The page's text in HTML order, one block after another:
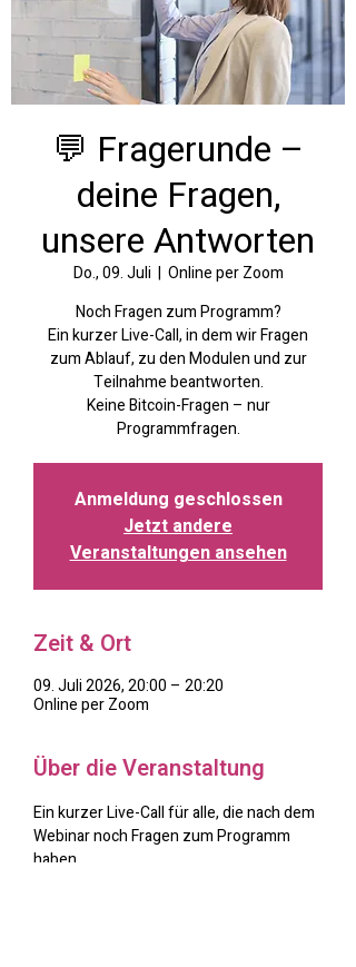
💬 Fragerunde –
deine Fragen,
unsere Antworten
Do., 09. Juli
  |
Online per Zoom
Noch Fragen zum Programm?
Ein kurzer Live-Call, in dem wir Fragen
zum Ablauf, zu den Modulen und zur
Teilnahme beantworten.
Keine Bitcoin-Fragen – nur
Programmfragen.
Anmeldung geschlossen
Jetzt andere
Veranstaltungen ansehen
Zeit & Ort
09. Juli 2026, 20:00 – 20:20
Online per Zoom
Über die Veranstaltung
Ein kurzer Live-Call für alle, die nach dem
Webinar noch Fragen zum Programm
haben.